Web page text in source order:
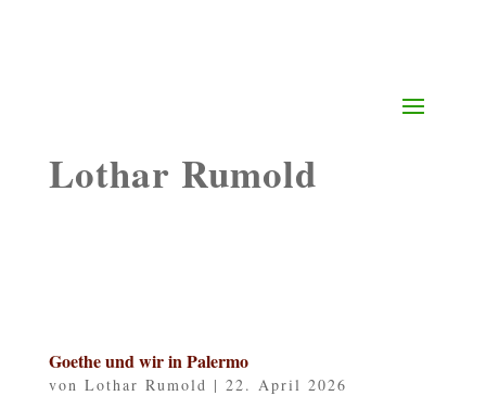
Lothar Rumold
Goethe und wir in Palermo
von Lothar Rumold | 22. April 2026